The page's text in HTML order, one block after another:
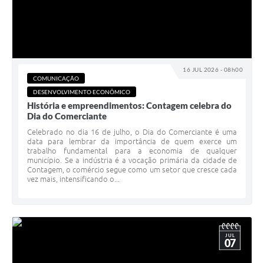
16 JUL 2026 - 08h00
COMUNICAÇÃO
DESENVOLVIMENTO ECONÔMICO
História e empreendimentos: Contagem celebra do
Dia do Comerciante
Celebrado no dia 16 de julho, o Dia do Comerciante é uma
data para lembrar da importância de quem exerce um
trabalho fundamental para a economia de qualquer
município. Se a indústria é a vocação primária da cidade de
Contagem, o comércio segue como um setor que cresce cada
vez mais, intensificando o...
JUL
07